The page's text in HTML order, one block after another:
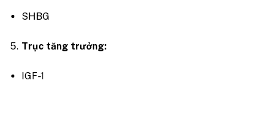
SHBG
Trục tăng trưởng:
IGF-1